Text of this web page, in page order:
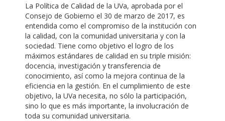
La Política de Calidad de la UVa, aprobada por el
Consejo de Gobierno el 30 de marzo de 2017, es
entendida como el compromiso de la institución con
la calidad, con la comunidad universitaria y con la
sociedad. Tiene como objetivo el logro de los
máximos estándares de calidad en su triple misión:
docencia, investigación y transferencia de
conocimiento, así como la mejora continua de la
eficiencia en la gestión. En el cumplimiento de este
objetivo, la UVa necesita, no sólo la participación,
sino lo que es más importante, la involucración de
toda su comunidad universitaria.